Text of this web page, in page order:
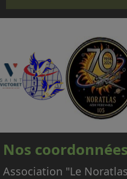
(CNRAC) ne nous
passagers autres
d'équipage
nécessaires à la
œuvre de l'avion.
En conséquence,
pas pouvoir
demandes
titre gracieux ou
Nos coordonnées
Association "Le